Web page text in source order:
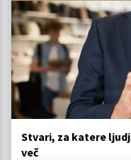
Stvari, za katere
več